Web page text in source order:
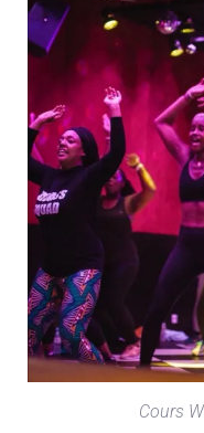
Cours